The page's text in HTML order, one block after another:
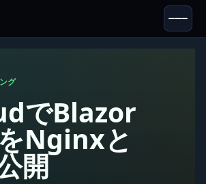
グ
でBlazor
Nginxと
開